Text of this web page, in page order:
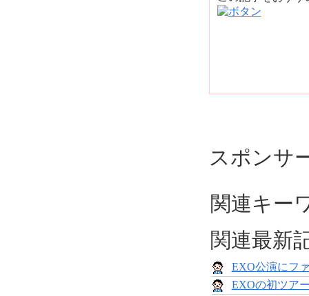
スポンサ
関連キー
関連最新
EXO公演にフ
EXOの初ツア